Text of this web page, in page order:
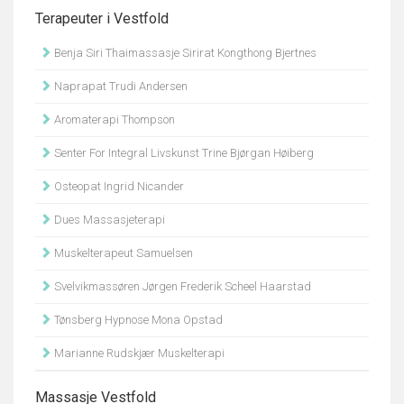
Terapeuter i Vestfold
Benja Siri Thaimassasje Sirirat Kongthong Bjertnes
Naprapat Trudi Andersen
Aromaterapi Thompson
Senter For Integral Livskunst Trine Bjørgan Høiberg
Osteopat Ingrid Nicander
Dues Massasjeterapi
Muskelterapeut Samuelsen
Svelvikmassøren Jørgen Frederik Scheel Haarstad
Tønsberg Hypnose Mona Opstad
Marianne Rudskjær Muskelterapi
Massasje Vestfold